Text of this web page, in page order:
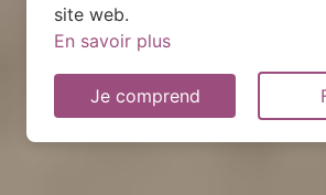
site web.
En savoir plus
Je comprend